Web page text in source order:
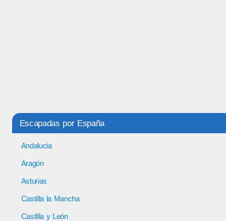
Escapadas por España
Andalucia
Aragón
Asturias
Castilla la Mancha
Castilla y León